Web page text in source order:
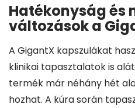
Hatékonyság és
változások a
A GigantX kapszulákat
klinikai tapasztalatok is
termék már néhány hét
hozhat. A kúra során